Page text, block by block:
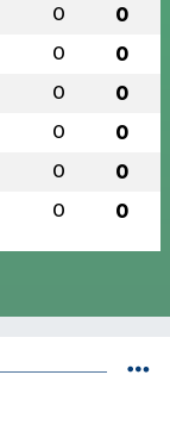
0 0
0 0
0 0
0 0
0 0
0 0